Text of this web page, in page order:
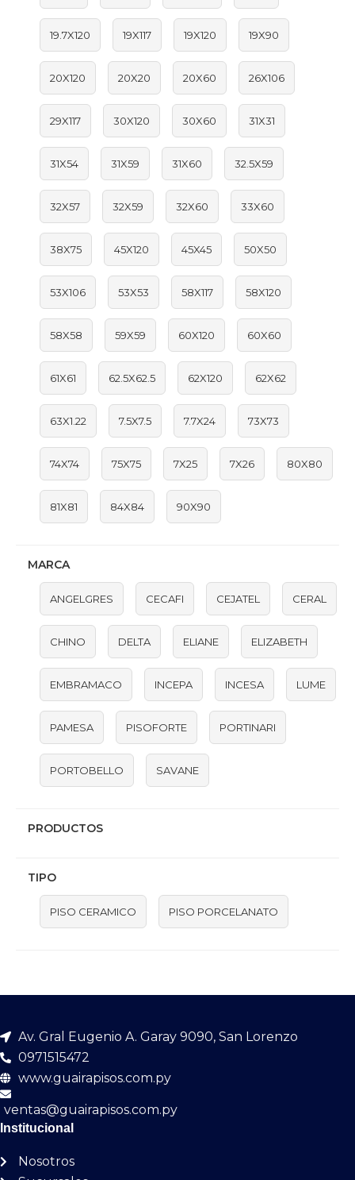
19.7X120 19X117 19X120 19X90
20X120 20X20 20X60 26X106
29X117 30X120 30X60 31X31
31X54 31X59 31X60 32.5X59
32X57 32X59 32X60 33X60
38X75 45X120 45X45 50X50
53X106 53X53 58X117 58X120
58X58 59X59 60X120 60X60
61X61 62.5X62.5 62X120 62X62
63X1.22 7.5X7.5 7.7X24 73X73
74X74 75X75 7X25 7X26 80X80
81X81 84X84 90X90
MARCA
ANGELGRES CECAFI CEJATEL CERAL
CHINO DELTA ELIANE ELIZABETH
EMBRAMACO INCEPA INCESA LUME
PAMESA PISOFORTE PORTINARI
PORTOBELLO SAVANE
PRODUCTOS
TIPO
PISO CERAMICO PISO PORCELANATO
Av. Gral Eugenio A. Garay 9090, San Lorenzo
0971515472
www.guairapisos.com.py
ventas@guairapisos.com.py
Institucional
Nosotros